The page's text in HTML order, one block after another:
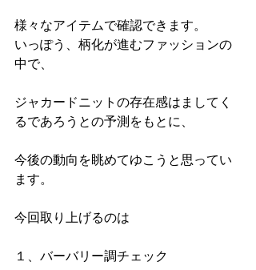
様々なアイテムで確認できます。
いっぽう、柄化が進むファッションの
中で、
ジャカードニットの存在感はましてく
るであろうとの予測をもとに、
今後の動向を眺めてゆこうと思ってい
ます。
今回取り上げるのは
１、バーバリー調チェック